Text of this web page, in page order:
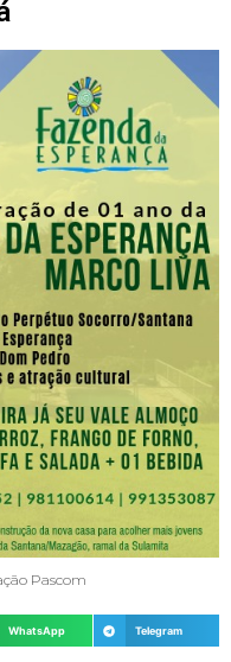
Pascom
WhatsApp Telegram